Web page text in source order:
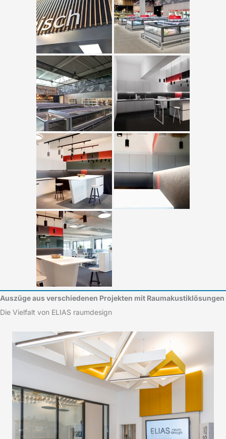
Auszüge aus verschiedenen Projekten mit Raumakustiklösungen
Die Vielfalt von ELIAS raumdesign